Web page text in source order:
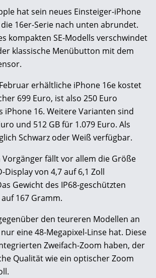
hat sein neues Einsteiger-iPhone
16er-Serie nach unten abrundet.
kompakten SE-Modells verschwindet
klassische Menübutton mit dem
erhältliche iPhone 16e kostet
699 Euro, ist also 250 Euro
iPhone 16. Weitere Varianten sind
und 512 GB für 1.079 Euro. Als
Schwarz oder Weiß verfügbar.
fällt vor allem die Größe
Display von 4,7 auf 6,1 Zoll
Gewicht des IP68-geschützten
167 Gramm.
den teureren Modellen an
eine 48-Megapixel-Linse hat. Diese
Zweifach-Zoom haben, der
Qualität wie ein optischer Zoom